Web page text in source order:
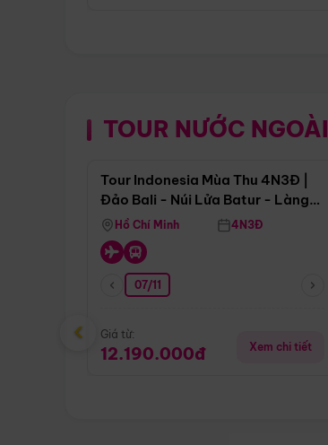
TOUR NƯỚC NGOÀI
Điểm nổi bật
Tour Indonesia Mùa Thu 4N3Đ |
Đảo Bali - Núi Lửa Batur - Làng
Penglipuran
Hồ Chí Minh 4N3Đ
07/11
Giá từ:
12.190.000đ Xem chi tiết
‹